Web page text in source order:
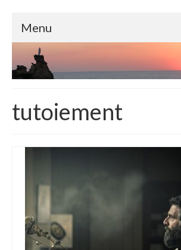
Menu
Méditer
Homélies, Poèmes
Homélies
Homélies de Mariages
Podcast
Lire
tutoiement